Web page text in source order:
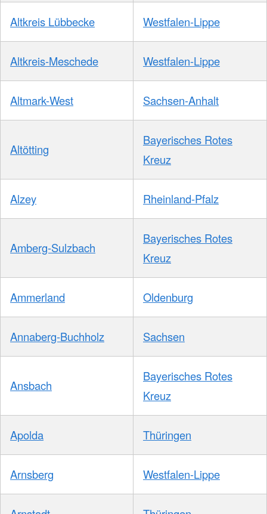
Altkreis Lübbecke Westfalen-Lippe
Altkreis-Meschede Westfalen-Lippe
Altmark-West Sachsen-Anhalt
Altötting
Bayerisches Rotes
Kreuz
Alzey Rheinland-Pfalz
Amberg-Sulzbach
Bayerisches Rotes
Kreuz
Ammerland Oldenburg
Annaberg-Buchholz Sachsen
Ansbach
Bayerisches Rotes
Kreuz
Apolda Thüringen
Arnsberg Westfalen-Lippe